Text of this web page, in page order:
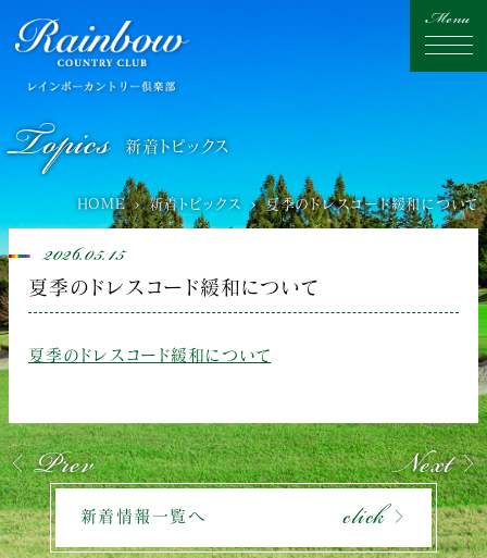
Topics 新着トピックス
HOME 新着トピックス 夏季のドレスコード緩和について
2026.05.15
夏季のドレスコード緩和について
夏季のドレスコード緩和について
Prev Next
新着情報一覧へ click